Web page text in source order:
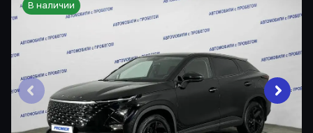
В наличии